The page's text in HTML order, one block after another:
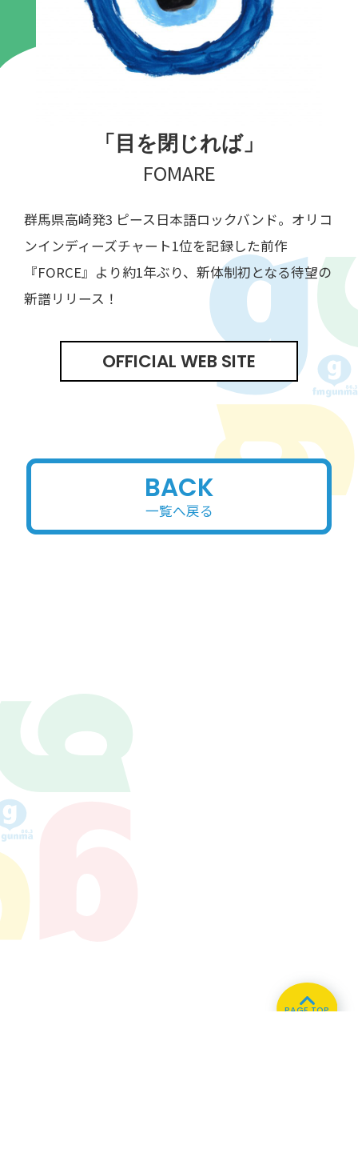
「目を閉じれば」
FOMARE
群馬県高崎発3 ピース日本語ロックバンド。オリコ
ンインディーズチャート1位を記録した前作
『FORCE』より約1年ぶり、新体制初となる待望の
新譜リリース！
OFFICIAL WEB SITE
BACK
一覧へ戻る
PAGE TOP